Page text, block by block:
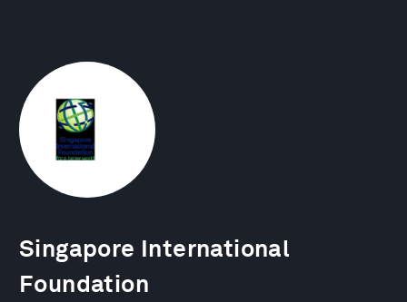
Singapore International
Foundation